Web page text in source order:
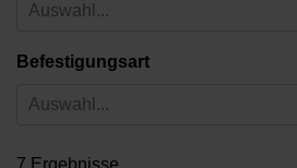
Auswahl...
Befestigungsart
Auswahl...